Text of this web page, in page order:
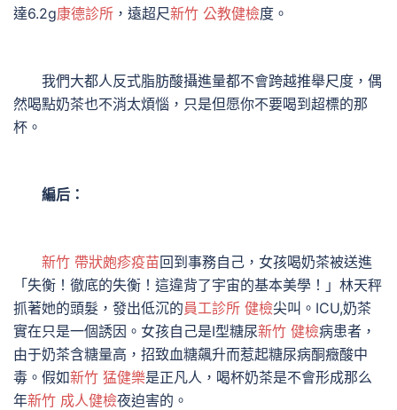
達6.2g康德診所 ，遠超尺新竹 公教健檢度。
我們大都人反式脂肪酸攝進量都不會跨越推舉尺度，偶
然喝點奶茶也不消太煩惱，只是但愿你不要喝到超標的那
杯。
編后：
新竹 帶狀皰疹疫苗回到事務自己，女孩喝奶茶被送進
「失衡！徹底的失衡！這違背了宇宙的基本美學！」林天秤
抓著她的頭髮，發出低沉的員工診所 健檢尖叫。ICU,奶茶
實在只是一個誘因。女孩自己是Ⅰ型糖尿新竹 健檢病患者，
由于奶茶含糖量高，招致血糖飆升而惹起糖尿病酮癥酸中
毒。假如新竹 猛健樂是正凡人，喝杯奶茶是不會形成那么
年新竹 成人健檢夜迫害的。